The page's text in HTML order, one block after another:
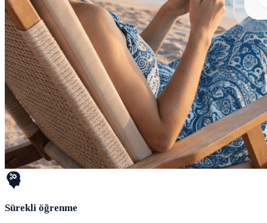
Sürekli öğrenme